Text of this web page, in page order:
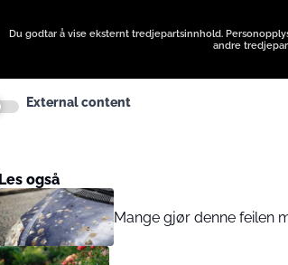
Du godtar å vise eksternt tredjepartsinnhold.
andre
External content
Les også
Mange gjør denne feilen